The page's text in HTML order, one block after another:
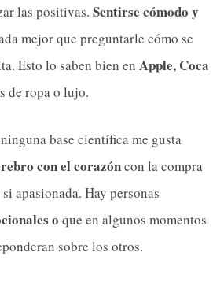
las positivas. Sentirse cómodo y
mejor que preguntarle cómo se
Esto lo saben bien en Apple, Coca
de ropa o lujo.
base científica me gusta
con el corazóncon la compra
apasionada. Hay personas
o que en algunos momentos
sobre los otros.